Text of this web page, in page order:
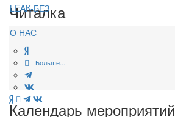
LEAK-БЕЗ
О НАС
Читалка
Больше...
Календарь мероприятий